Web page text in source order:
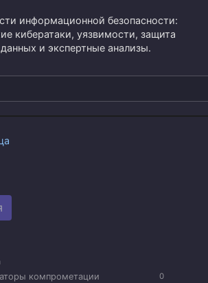
информационной безопасности:
кибератаки, уязвимости, защита
данных и экспертные анализы.
0
компрометации